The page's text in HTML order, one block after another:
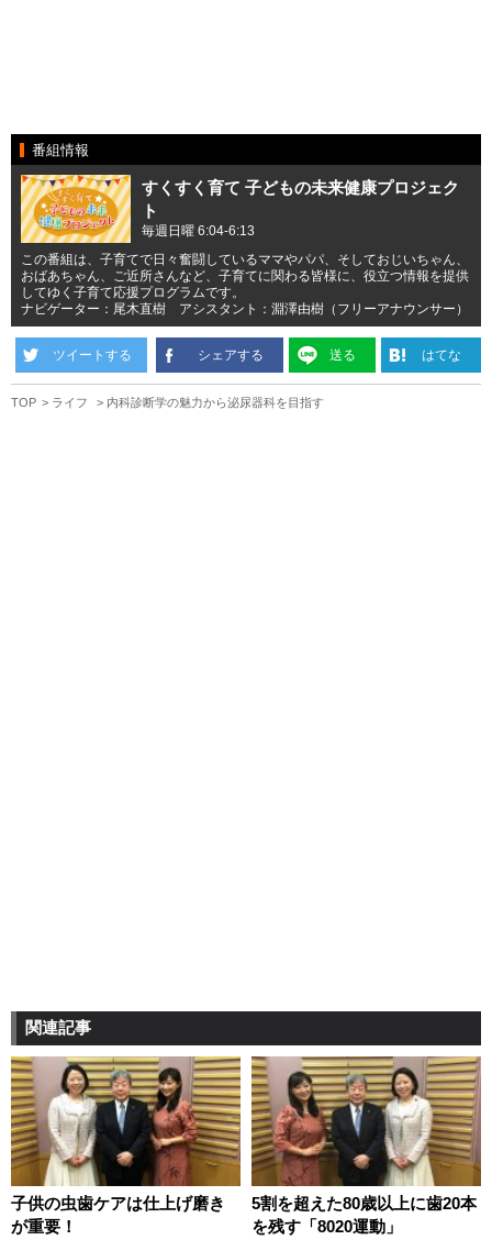
番組情報
すくすく育て 子どもの未来健康プロジェク
ト
毎週日曜 6:04-6:13
この番組は、子育てで日々奮闘しているママやパパ、そしておじいちゃん、
おばあちゃん、ご近所さんなど、子育てに関わる皆様に、役立つ情報を提供
してゆく子育て応援プログラムです。
ナビゲーター：尾木直樹 アシスタント：淵澤由樹（フリーアナウンサー）
ツイートする シェアする 送る はてな
TOP ライフ 内科診断学の魅力から泌尿器科を目指す
関連記事
子供の虫歯ケアは仕上げ磨き
が重要！
5割を超えた80歳以上に歯20本
を残す「8020運動」